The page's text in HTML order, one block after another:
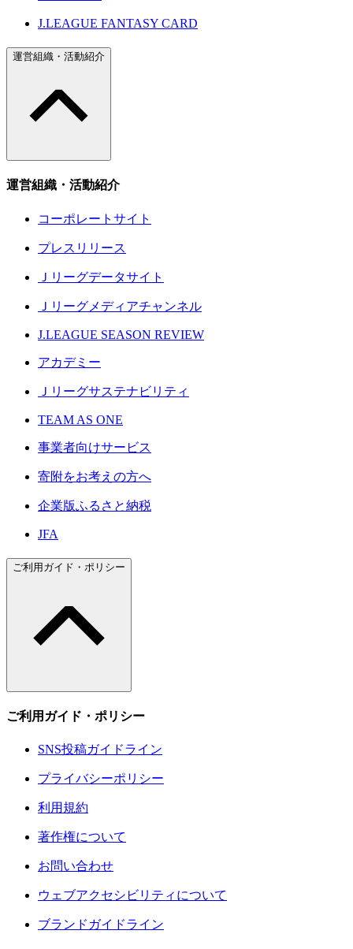
J.LEAGUE FANTASY CARD
運営組織・活動紹介
運営組織・活動紹介
コーポレートサイト
プレスリリース
Ｊリーグデータサイト
Ｊリーグメディアチャンネル
J.LEAGUE SEASON REVIEW
アカデミー
Ｊリーグサステナビリティ
TEAM AS ONE
事業者向けサービス
寄附をお考えの方へ
企業版ふるさと納税
JFA
ご利用ガイド・ポリシー
ご利用ガイド・ポリシー
SNS投稿ガイドライン
プライバシーポリシー
利用規約
著作権について
お問い合わせ
ウェブアクセシビリティについて
ブランドガイドライン